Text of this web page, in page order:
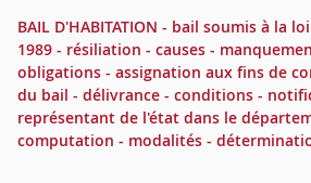
BAIL D'HABITATION - bail soumis à la
1989 - résiliation - causes -
obligations - assignation aux fins de
du bail - délivrance - conditions -
représentant de l'état dans le
computation - modalités -